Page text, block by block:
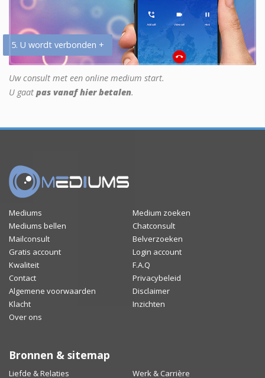
5. U wordt verbonden +
Uw consult met een online medium start.
U gaat pas vanaf hier betalen.
Mediums
Medium zoeken
Mediums bellen
Chatconsult
Mailconsult
Belverzoeken
Gratis account
Login account
Kwaliteit
F.A.Q
Contact
Privacybeleid
Algemene voorwaarden
Disclaimer
Klacht
Inzichten
Over ons
Bronnen & sitemap
Liefde & Relaties Werk & Carrière